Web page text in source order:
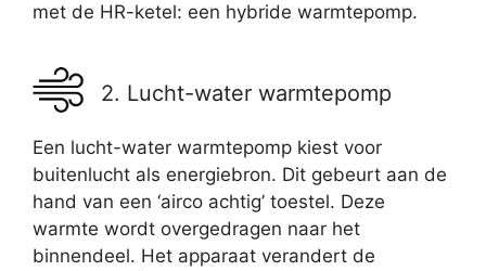
met de HR-ketel: een hybride warmtepomp.
2. Lucht-water warmtepomp
Een lucht-water warmtepomp kiest voor
buitenlucht als energiebron. Dit gebeurt aan de
hand van een ‘airco achtig’ toestel. Deze
warmte wordt overgedragen naar het
binnendeel. Het apparaat verandert de